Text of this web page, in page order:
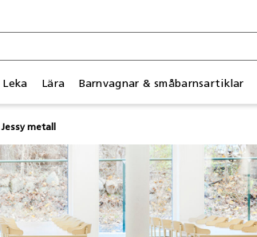
Leka Lära Barnvagnar & småbarnsartiklar
Jessy metall